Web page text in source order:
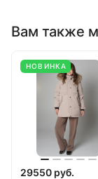
Вам также
НОВИНКА
29550 руб.